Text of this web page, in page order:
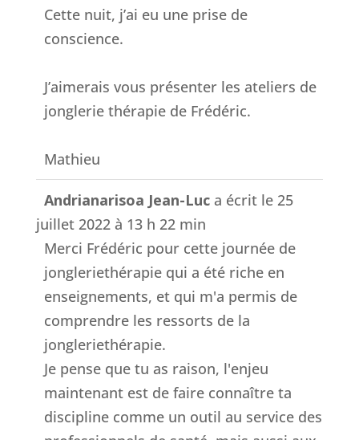
Cette nuit, j’ai eu une prise de
conscience.
J’aimerais vous présenter les ateliers de
jonglerie thérapie de Frédéric.
Mathieu
Andrianarisoa Jean-Luc a écrit le25
juillet 2022 à 13 h 22 min
Merci Frédéric pour cette journée de
jongleriethérapie qui a été riche en
enseignements, et qui m'a permis de
comprendre les ressorts de la
jongleriethérapie.
Je pense que tu as raison, l'enjeu
maintenant est de faire connaître ta
discipline comme un outil au service des